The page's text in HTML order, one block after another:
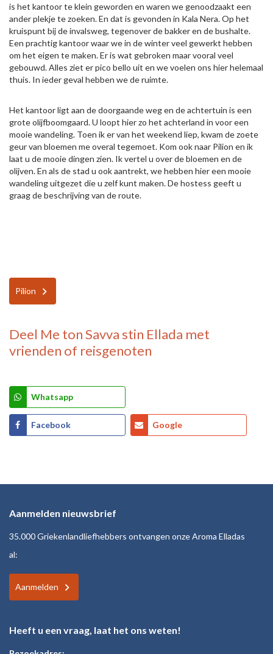
is het kantoor te klein geworden en waren we genoodzaakt een
ander plekje te zoeken. En dat is gevonden in Kala Nera. Op het
kruispunt bij de invalsweg, tegenover de bakker en de bushalte.
Een prachtig kantoor waar we in de winter veel gewerkt hebben
om het eigen te maken. Er is wat gebroken maar vooral veel
gebouwd. Alles ziet er pico bello uit en we voelen ons hier helemaal
thuis. In ieder geval hebben we de ruimte.
Het kantoor ligt aan de doorgaande weg en de achtertuin is een
grote olijfboomgaard. U loopt hier zo het achterland in voor een
mooie wandeling. Toen ik er van het weekend liep, kwam de zoete
geur van bloemen me overal tegemoet. Kom ook naar Pilion en ik
laat u de mooie dingen zien. Ik vertel u over de bloemen en de
olijven. En als de stad u ook aantrekt, we hebben hier een mooie
wandeling uitgezet die u zelf kunt maken. De hostess geeft u
graag de beschrijving van de route.
Pilion
Deel Me ton Savva stin Ellada met
vrienden of reisgenoten
Whatsapp
Facebook Google
Aanmelden nieuwsbrief
35.000 Griekenlandliefhebbers ontvangen onze Aroma Elladas
al:
Aanmelden
Heeft u een vraag, laat het ons weten!